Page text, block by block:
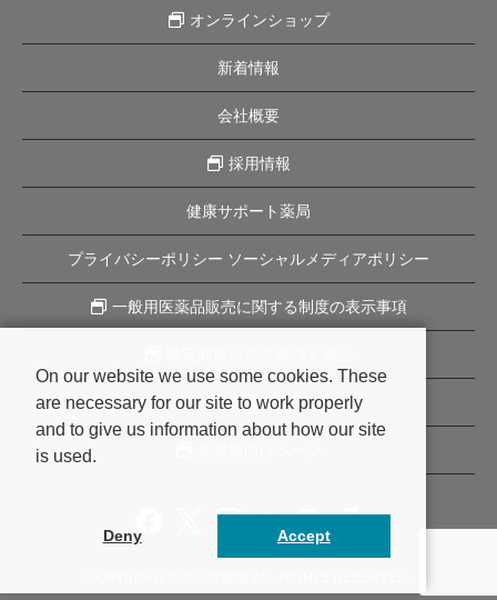
オンラインショップ
新着情報
会社概要
採用情報
健康サポート薬局
プライバシーポリシー ソーシャルメディアポリシー
一般用医薬品販売に関する制度の表示事項
企業理念
On our website we use some cookies. These
are necessary for our site to work properly
and to give us information about how our site
is used.
Deny Accept